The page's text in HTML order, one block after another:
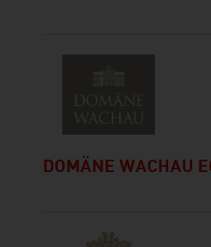
DOMÄNE WACHAU